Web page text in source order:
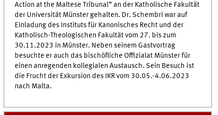
Action at the Maltese Tribunal“ an der Katholische Fakultät
der Universität Münster gehalten. Dr. Schembri war auf
Einladung des Instituts für Kanonisches Recht und der
Katholisch-Theologischen Fakultät vom 27. bis zum
30.11.2023 in Münster. Neben seinem Gastvortrag
besuchte er auch das bischöfliche Offizialat Münster für
einen anregenden kollegialen Austausch. Sein Besuch ist
die Frucht der Exkursion des IKR vom 30.05.-4.06.2023
nach Malta.